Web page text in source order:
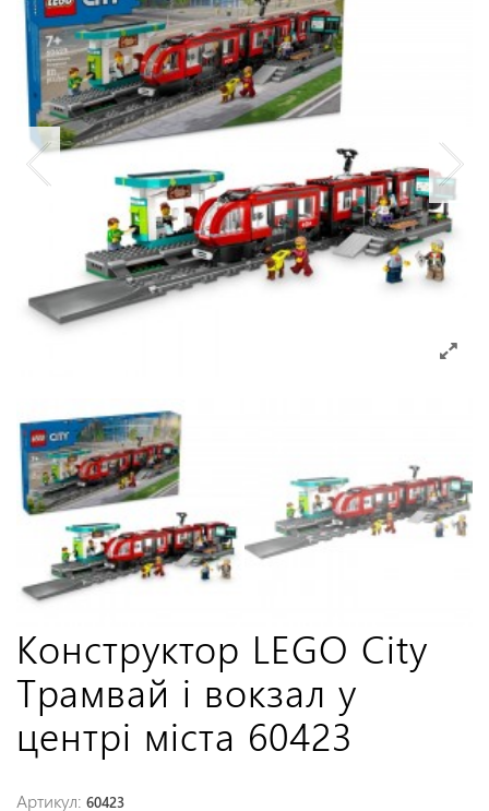
Конструктор LEGO City
Трамвай і вокзал у
центрі міста 60423
Артикул: 60423